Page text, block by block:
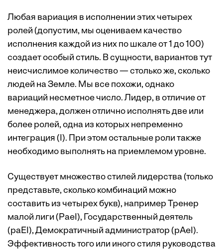
Любая вариация в исполнении этих четырех
ролей (допустим, мы оцениваем качество
исполнения каждой из них по шкале от 1 до 100)
создает особый стиль. В сущности, вариантов тут
неисчислимое количество — столько же, сколько
людей на Земле. Мы все похожи, однако
вариаций несметное число. Лидер, в отличие от
менеджера, должен отлично исполнять две или
более ролей, одна из которых непременно
интеграция (I). При этом остальные роли также
необходимо выполнять на приемлемом уровне.
Существует множество стилей лидерства (только
представьте, сколько комбинаций можно
составить из четырех букв), например Тренер
малой лиги (PaeI), Государственный деятель
(paEI), Демократичный администратор (pAeI).
Эффективность того или иного стиля руководства